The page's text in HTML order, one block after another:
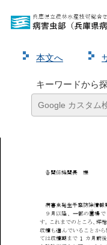
本⽂へ
キーワードから
令和４年度病害虫
ロウンカの発生状況
ページ /2